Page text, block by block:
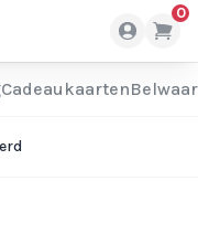
0
Cadeaukaarten